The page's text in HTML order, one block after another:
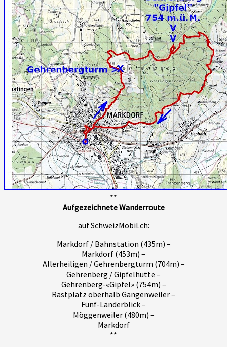
**
Aufgezeichnete Wanderroute
auf SchweizMobil.ch:
Markdorf / Bahnstation (435m) –
Markdorf (453m) –
Allerheiligen / Gehrenbergturm (704m) –
Gehrenberg / Gipfelhütte –
Gehrenberg-«Gipfel» (754m) –
Rastplatz oberhalb Gangenweiler –
Fünf-Länderblick –
Möggenweiler (480m) –
Markdorf
**